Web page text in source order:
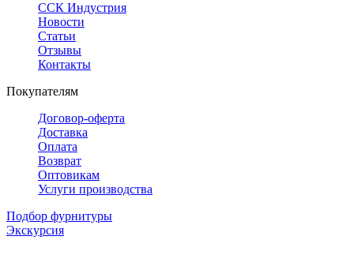
ССК Индустрия
Новости
Статьи
Отзывы
Контакты
Покупателям
Договор-оферта
Доставка
Оплата
Возврат
Оптовикам
Услуги производства
Подбор фурнитуры
Экскурсия